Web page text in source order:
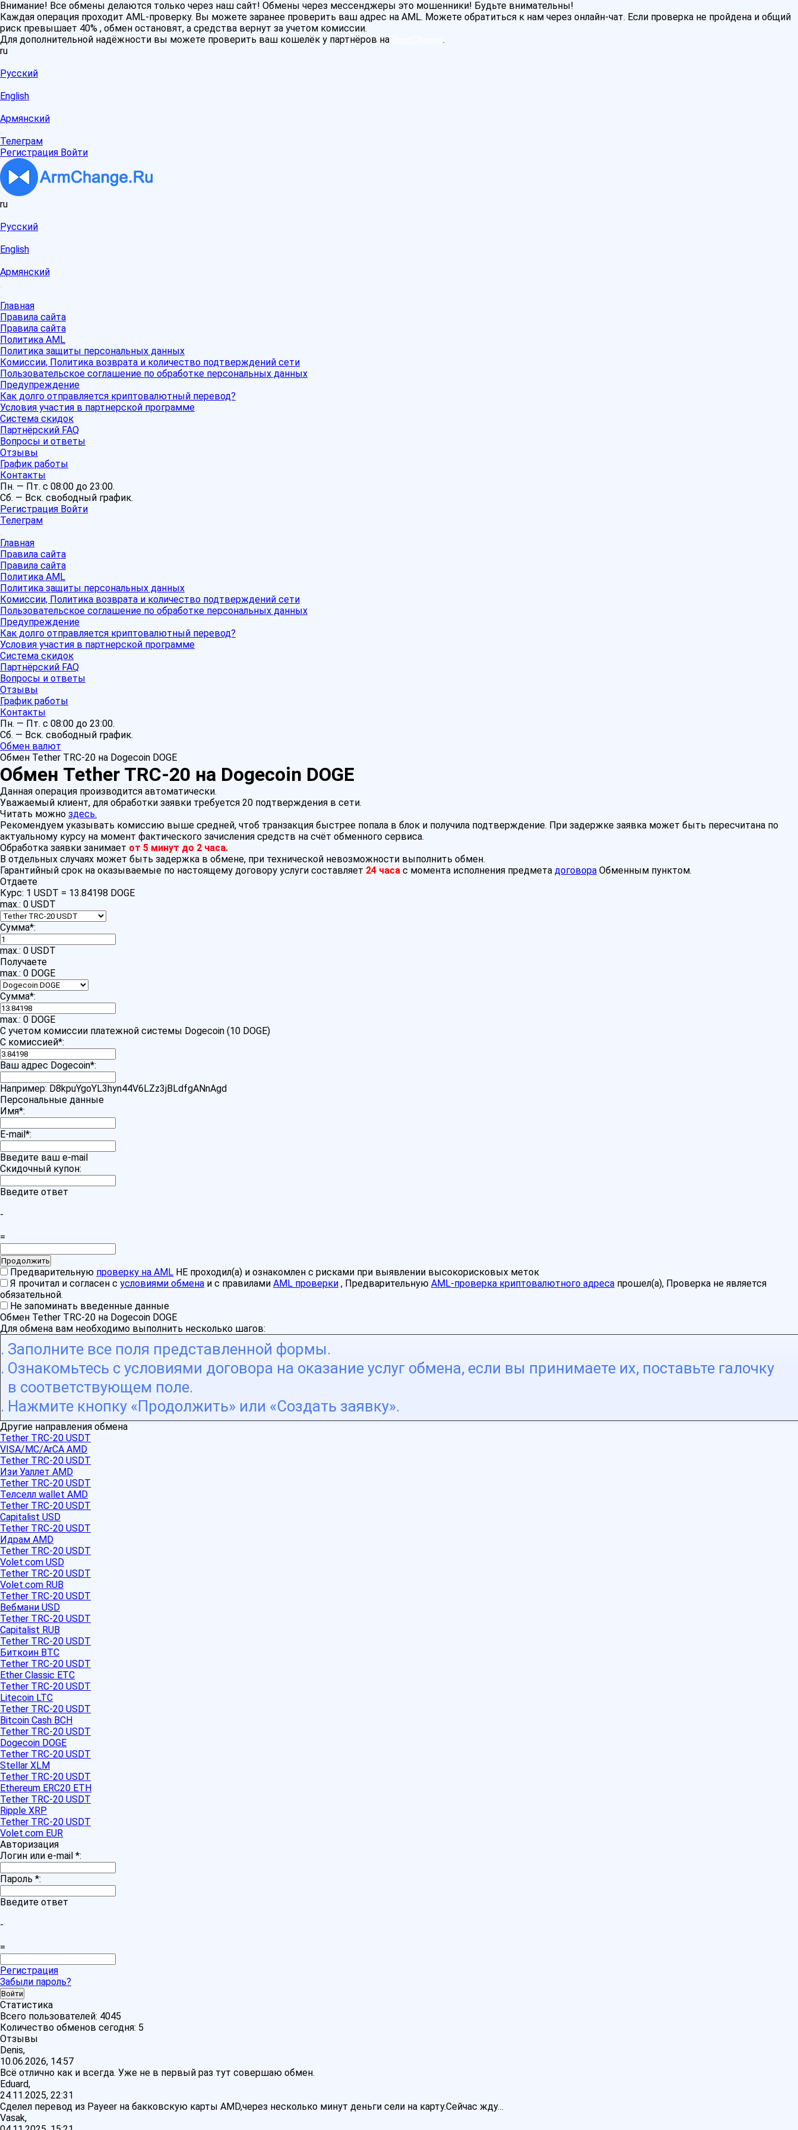
Внимание! Все обмены делаются только через наш сайт! Обмены через мессенджеры это мошенники! Будьте внимательны!
Каждая операция проходит AML-проверку. Вы можете заранее проверить ваш адрес на AML. Можете обратиться к нам через онлайн-чат. Если проверка не пройдена и общий
риск превышает 40% , обмен остановят, а средства вернут за учетом комиссии.
Для дополнительной надёжности вы можете проверить ваш кошелёк у партнёров на
.
ru
Русский
English
Армянский
Телеграм
Регистрация Войти
ru
Русский
English
Армянский
Главная
Правила сайта
Правила сайта
Политика AML
Политика защиты персональных данных
Комиссии, Политика возврата и количество подтверждений сети
Пользовательское соглашение по обработке персональных данных
Предупреждение
Как долго отправляется криптовалютный перевод?
Условия участия в партнерской программе
Система скидок
Партнёрский FAQ
Вопросы и ответы
Отзывы
График работы
Контакты
Пн. — Пт. с 08:00 до 23:00.
Сб. — Вск. свободный график.
Регистрация Войти
Телеграм
Главная
Правила сайта
Правила сайта
Политика AML
Политика защиты персональных данных
Комиссии, Политика возврата и количество подтверждений сети
Пользовательское соглашение по обработке персональных данных
Предупреждение
Как долго отправляется криптовалютный перевод?
Условия участия в партнерской программе
Система скидок
Партнёрский FAQ
Вопросы и ответы
Отзывы
График работы
Контакты
Пн. — Пт. с 08:00 до 23:00.
Сб. — Вск. свободный график.
Обмен валют
Обмен Tether TRC-20 на Dogecoin DOGE
Обмен Tether TRC-20 на Dogecoin DOGE
Данная операция производится автоматически.
Уважаемый клиент, для обработки заявки требуется 20 подтверждения в сети.
Читать можно здесь.
Рекомендуем указывать комиссию выше средней, чтоб транзакция быстрее попала в блок и получила подтверждение. При задержке заявка может быть пересчитана по
актуальному курсу на момент фактического зачисления средств на счёт обменного сервиса.
Обработка заявки занимает от 5 минут до 2 часа.
В отдельных случаях может быть задержка в обмене, при технической невозможности выполнить обмен.
Гарантийный срок на оказываемые по настоящему договору услуги составляет 24 часа с момента исполнения предмета договора Обменным пунктом.
Отдаете
Курс: 1 USDT = 13.84198 DOGE
max.: 0 USDT
Сумма*:
max.: 0 USDT
Получаете
max.: 0 DOGE
Сумма*:
max.: 0 DOGE
С учетом комиссии платежной системы Dogecoin (10 DOGE)
С комиссией*:
Ваш адрес Dogecoin*:
Например: D8kpuYgoYL3hyn44V6LZz3jBLdfgANnAgd
Персональные данные
Имя*:
E-mail*:
Введите ваш e-mail
Скидочный купон:
Введите ответ
-
=
Предварительную проверку на AML НЕ проходил(а) и ознакомлен с рисками при выявлении высокорисковых меток
Я прочитал и согласен с условиями обмена и с правилами AML проверки , Предварительную AML-проверка криптовалютного адреса прошел(а), Проверка не является
обязательной.
Не запоминать введенные данные
Обмен Tether TRC-20 на Dogecoin DOGE
Для обмена вам необходимо выполнить несколько шагов:
Заполните все поля представленной формы.
Ознакомьтесь с условиями договора на оказание услуг обмена, если вы принимаете их, поставьте галочку
в соответствующем поле.
Нажмите кнопку «Продолжить» или «Создать заявку».
Другие направления обмена
Tether TRC-20 USDT
VISA/MC/ArCA AMD
Tether TRC-20 USDT
Изи Уаллет AMD
Tether TRC-20 USDT
Телселл wallet AMD
Tether TRC-20 USDT
Capitalist USD
Tether TRC-20 USDT
Идрам AMD
Tether TRC-20 USDT
Volet.com USD
Tether TRC-20 USDT
Volet.com RUB
Tether TRC-20 USDT
Вебмани USD
Tether TRC-20 USDT
Capitalist RUB
Tether TRC-20 USDT
Биткоин BTC
Tether TRC-20 USDT
Ether Classic ETC
Tether TRC-20 USDT
Litecoin LTC
Tether TRC-20 USDT
Bitcoin Cash BCH
Tether TRC-20 USDT
Dogecoin DOGE
Tether TRC-20 USDT
Stellar XLM
Tether TRC-20 USDT
Ethereum ERC20 ETH
Tether TRC-20 USDT
Ripple XRP
Tether TRC-20 USDT
Volet.com EUR
Авторизация
Логин или e-mail *:
Пароль *:
Введите ответ
-
=
Регистрация
Забыли пароль?
Статистика
Всего пользователей: 4045
Количество обменов сегодня: 5
Отзывы
Denis,
10.06.2026, 14:57
Всё отлично как и всегда. Уже не в первый раз тут совершаю обмен.
Eduard,
24.11.2025, 22:31
Сделел перевод из Payeer на бакковскую карты AMD,через несколько минут деньги сели на карту.Сейчас жду…
Vasak,